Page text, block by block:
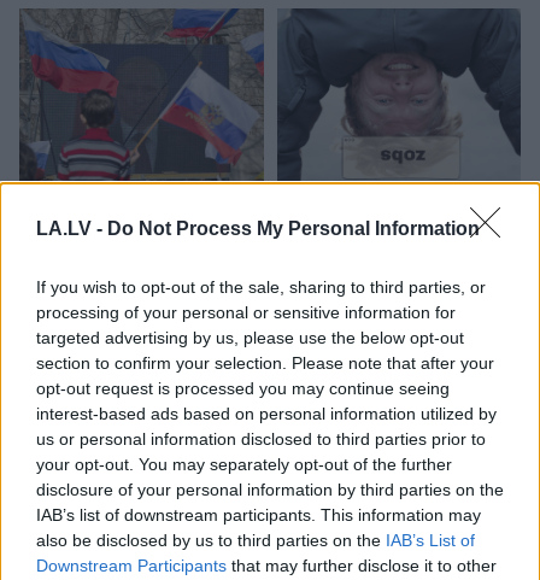
LA.LV - Do Not Process My Personal Information
If you wish to opt-out of the sale, sharing to third parties, or
processing of your personal or sensitive information for
targeted advertising by us, please use the below opt-out
section to confirm your selection. Please note that after your
opt-out request is processed you may continue seeing
interest-based ads based on personal information utilized by
us or personal information disclosed to third parties prior to
your opt-out. You may separately opt-out of the further
disclosure of your personal information by third parties on the
IAB’s list of downstream participants. This information may
also be disclosed by us to third parties on the IAB’s List of
Downstream Participants that may further disclose it to other
Kā duncis mugurā!
atteikusies no Krievijas
naftas iepirkšanas
TESTS.Ja vari izlasīt
vārdus, kas apgriezti
pagaidām viss ir
kārtībā